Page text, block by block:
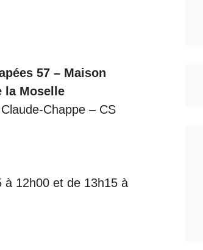
57 – Maison
la Moselle
Chappe – CS
à 12h00 et de 13h15 à